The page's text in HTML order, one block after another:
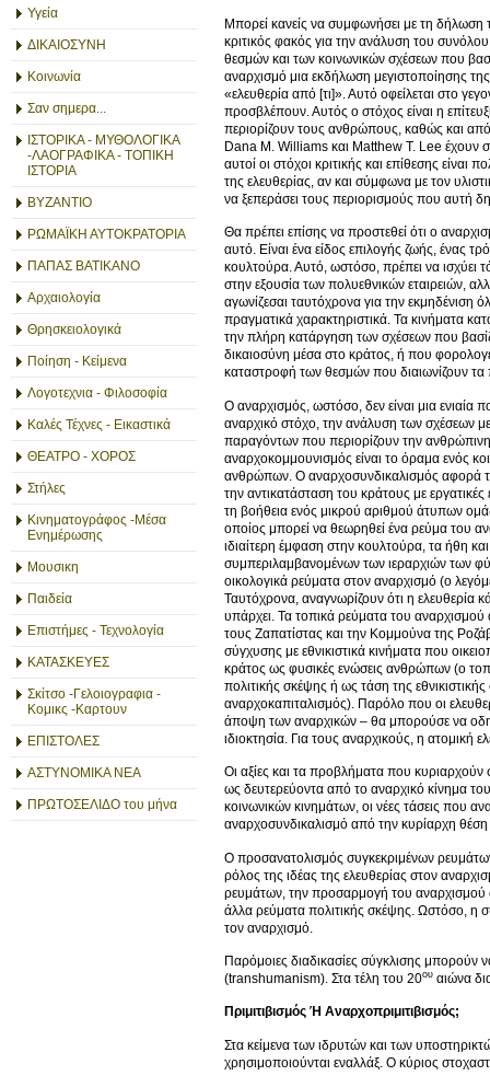
Υγεία
ΔΙΚΑΙΟΣΥΝΗ
Κοινωνία
Σαν σημερα...
ΙΣΤΟΡΙΚΑ - ΜΥΘΟΛΟΓΙΚΑ
-ΛΑΟΓΡΑΦΙΚΑ - ΤΟΠΙΚΗ
ΙΣΤΟΡΙΑ
ΒΥΖΑΝΤΙΟ
ΡΩΜΑΪΚΗ ΑΥΤΟΚΡΑΤΟΡΙΑ
ΠΑΠΑΣ ΒΑΤΙΚΑΝΟ
Αρχαιολογία
Θρησκειολογικά
Ποίηση - Κείμενα
Λογοτεχνια - Φιλοσοφία
Καλές Τέχνες - Εικαστικά
ΘΕΑΤΡΟ - ΧΟΡΟΣ
Στήλες
Κινηματογράφος -Μέσα
Ενημέρωσης
Μουσικη
Παιδεία
Επιστήμες - Τεχνολογία
ΚΑΤΑΣΚΕΥΕΣ
Σκίτσο -Γελοιογραφια -
Κομικς -Καρτουν
ΕΠΙΣΤΟΛΕΣ
ΑΣΤΥΝΟΜΙΚΑ ΝΕΑ
ΠΡΩΤΟΣΕΛΙΔΟ του μήνα
Μπορεί κανείς να συμφωνήσει με τη δήλωση
κριτικός φακός για την ανάλυση του
θεσμών και των κοινωνικών σχέσεων που
αναρχισμό μια εκδήλωση μεγιστοποίησης
«ελευθερία από [τι]». Αυτό οφείλεται στο
προσβλέπουν. Αυτός ο στόχος είναι η
περιορίζουν τους ανθρώπους, καθώς και από
Dana M. Williams και Matthew T. Lee έχουν
αυτοί οι στόχοι κριτικής και επίθεσης
της ελευθερίας, αν και σύμφωνα με τον
να ξεπεράσει τους περιορισμούς που αυτή
Θα πρέπει επίσης να προστεθεί ότι ο
αυτό. Είναι ένα είδος επιλογής ζωής, ένας
κουλτούρα. Αυτό, ωστόσο, πρέπει να ισχύει
στην εξουσία των πολυεθνικών εταιρειών,
αγωνίζεσαι ταυτόχρονα για την
πραγματικά χαρακτηριστικά. Τα κινήματα
την πλήρη κατάργηση των σχέσεων που
δικαιοσύνη μέσα στο κράτος, ή που
καταστροφή των θεσμών που διαιωνίζουν τα
Ο αναρχισμός, ωστόσο, δεν είναι μια ενιαία
αναρχικό στόχο, την ανάλυση των σχέσεων
παραγόντων που περιορίζουν την
αναρχοκομμουνισμός είναι το όραμα ενός
ανθρώπων. Ο αναρχοσυνδικαλισμός αφορά
την αντικατάσταση του κράτους με
τη βοήθεια ενός μικρού αριθμού άτυπων
οποίος μπορεί να θεωρηθεί ένα ρεύμα του
ιδιαίτερη έμφαση στην κουλτούρα, τα ήθη
συμπεριλαμβανομένων των ιεραρχιών των
οικολογικά ρεύματα στον αναρχισμό (ο
Ταυτόχρονα, αναγνωρίζουν ότι η ελευθερία
υπάρχει. Τα τοπικά ρεύματα του αναρχισμού
τους Ζαπατίστας και την Κομμούνα της
σύγχυσης με εθνικιστικά κινήματα που
κράτος ως φυσικές ενώσεις ανθρώπων (ο
πολιτικής σκέψης ή ως τάση της
αναρχοκαπιταλισμός). Παρόλο που οι
άποψη των αναρχικών – θα μπορούσε να
ιδιοκτησία. Για τους αναρχικούς, η ατομική
Οι αξίες και τα προβλήματα που
ως δευτερεύοντα από το αναρχικό κίνημα
κοινωνικών κινημάτων, οι νέες τάσεις που
αναρχοσυνδικαλισμό από την κυρίαρχη
Ο προσανατολισμός συγκεκριμένων
ρόλος της ιδέας της ελευθερίας στον
ρευμάτων, την προσαρμογή του αναρχισμού
άλλα ρεύματα πολιτικής σκέψης. Ωστόσο, η
τον αναρχισμό.
Παρόμοιες διαδικασίες σύγκλισης μπορούν
(transhumanism). Στα τέλη του 20ου αιώνα
Πριμιτιβισμός Ή Αναρχοπριμιτιβισμός;
Στα κείμενα των ιδρυτών και των
χρησιμοποιούνται εναλλάξ. Ο κύριος